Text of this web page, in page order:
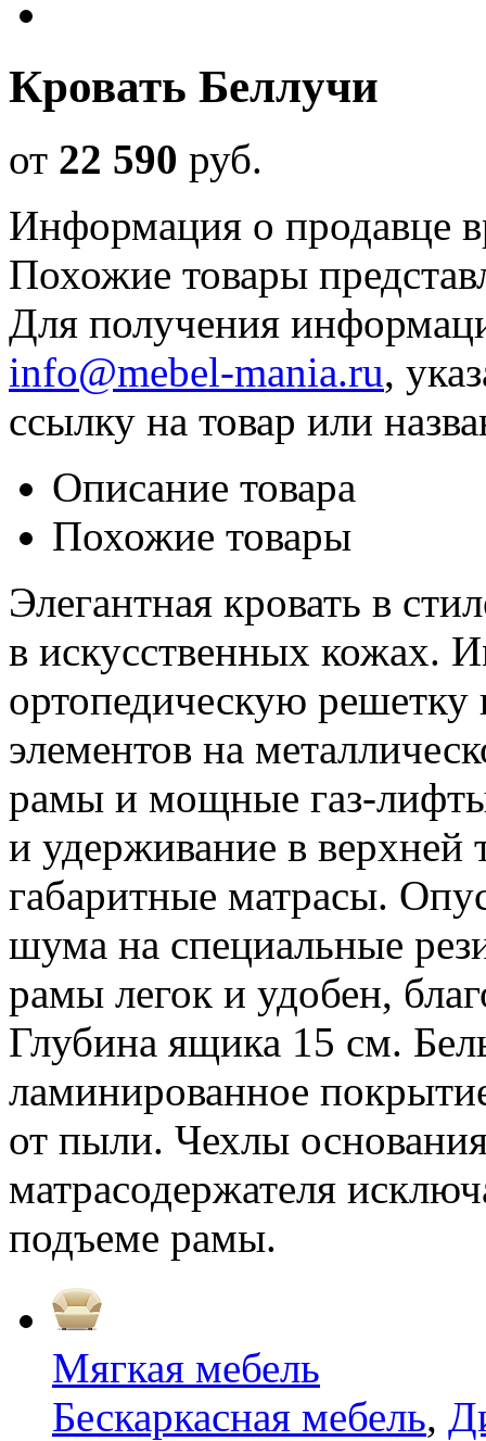
Кровать Беллучи
от 22 590 руб.
Информация о продавце
Похожие товары
Для получения
info@mebel-mania.ru,
ссылку на товар или
Описание товара
Похожие товары
Элегантная кровать в
в искусственных кожах.
ортопедическую
элементов на
рамы и мощные газ-
и удерживание в верхней
габаритные матрасы.
шума на специальные
рамы легок и удобен,
Глубина ящика 15 см.
ламинированное
от пыли. Чехлы
матрасодержателя
подъеме рамы.
Мягкая мебель
Бескаркасная мебель,